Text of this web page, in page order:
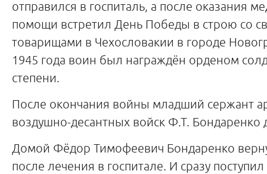
отправился в госпиталь, а после оказания
помощи встретил День Победы в строю со
товарищами в Чехословакии в городе
1945 года воин был награждён орденом
степени.
После окончания войны младший сержант
воздушно-десантных войск Ф.Т. Бондаренко
Домой Фёдор Тимофеевич Бондаренко
после лечения в госпитале. И сразу